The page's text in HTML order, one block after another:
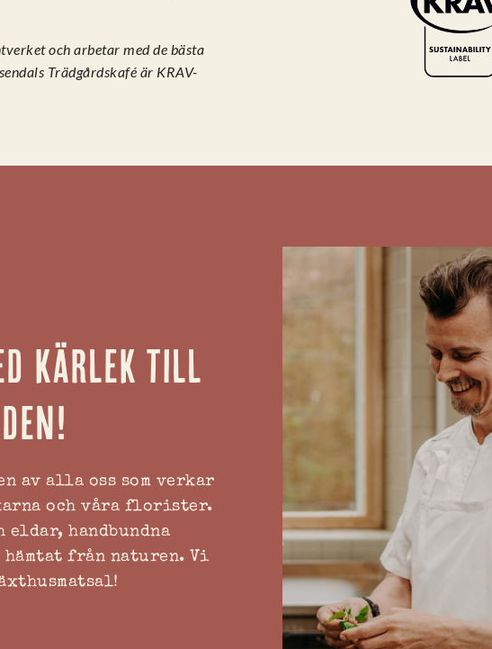
och arbetar med de bästa
Trädgårdskafé är KRAV-
kärlek till
av alla oss som verkar
och våra florister.
eldar, handbundna
från naturen. Vi